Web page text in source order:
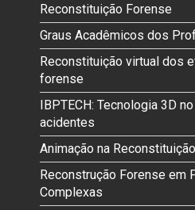
Reconstituição Forense
Graus Acadêmicos dos
Reconstituição virtual dos
forense
IBPTECH: Tecnologia 3D
acidentes
Animação na
Reconstrução Forense em
Complexas